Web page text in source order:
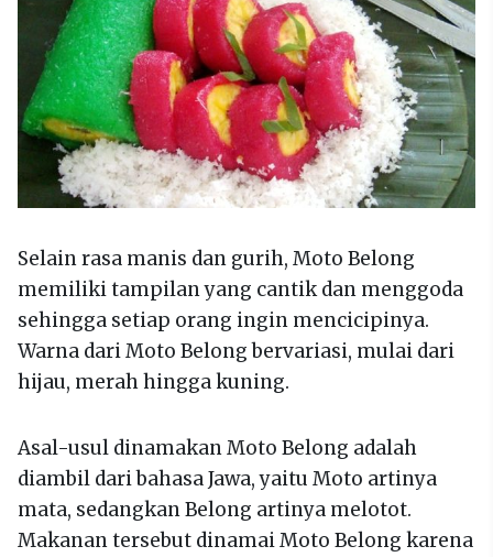
Selain rasa manis dan gurih, Moto Belong
memiliki tampilan yang cantik dan menggoda
sehingga setiap orang ingin mencicipinya.
Warna dari Moto Belong bervariasi, mulai dari
hijau, merah hingga kuning.
Asal-usul dinamakan Moto Belong adalah
diambil dari bahasa Jawa, yaitu Moto artinya
mata, sedangkan Belong artinya melotot.
Makanan tersebut dinamai Moto Belong karena